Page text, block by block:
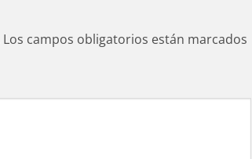
Los campos obligatorios están marcados